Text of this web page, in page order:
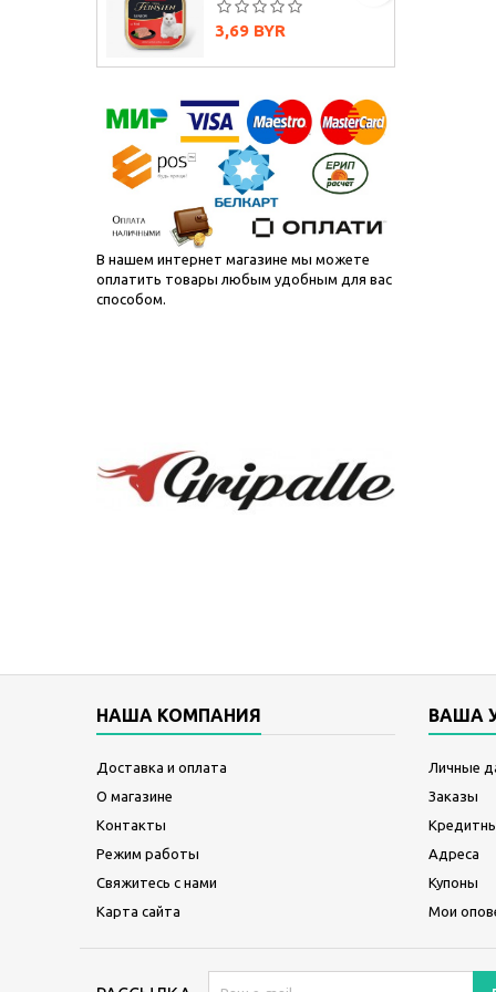
Цена
3,69 BYR
В нашем интернет магазине мы можете
оплатить товары любым удобным для вас
способом.
НАША КОМПАНИЯ
Доставка и оплата
О магазине
Контакты
Режим работы
Свяжитесь с нами
Карта сайта
ВАША
Личные
Заказы
Адреса
Купоны
Мои